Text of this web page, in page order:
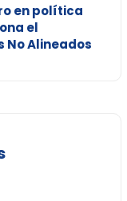
en política
el
No Alineados